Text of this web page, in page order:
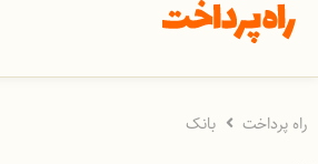
راه پرداخت بانک